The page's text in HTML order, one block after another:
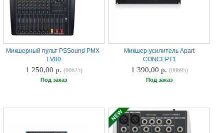
Микшерный пульт PSSound PMX-
LV80
1 250,00 р. (00625)
Под заказ
Микшер-усилитель Apart
CONCEPT1
1 390,00 р. (00695)
Под заказ